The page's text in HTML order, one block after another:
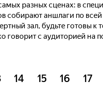
разных сценах: в
собирают аншлаги по
зал, будьте готовы
говорит с аудиторией на
14 15 16 17